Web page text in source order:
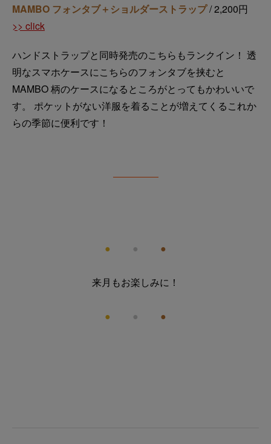
MAMBO フォンタブ＋ショルダーストラップ/ 2,200円
>> click
ハンドストラップと同時発売のこちらもランクイン！ 透
明なスマホケースにこちらのフォンタブを挟むと
MAMBO 柄のケースになるところがとってもかわいいで
す。 ポケットがない洋服を着ることが増えてくるこれか
らの季節に便利です！
● ● ●
来月もお楽しみに！
● ● ●